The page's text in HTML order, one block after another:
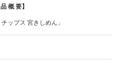
品 概 要】
ップス 宮きしめん」